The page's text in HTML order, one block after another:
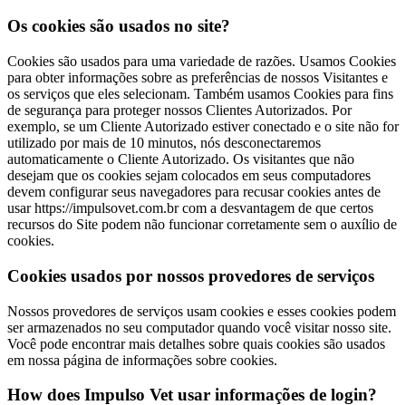
Os cookies são usados no site?
Cookies são usados ​​para uma variedade de razões. Usamos Cookies
para obter informações sobre as preferências de nossos Visitantes e
os serviços que eles selecionam. Também usamos Cookies para fins
de segurança para proteger nossos Clientes Autorizados. Por
exemplo, se um Cliente Autorizado estiver conectado e o site não for
utilizado por mais de 10 minutos, nós desconectaremos
automaticamente o Cliente Autorizado. Os visitantes que não
desejam que os cookies sejam colocados em seus computadores
devem configurar seus navegadores para recusar cookies antes de
usar https://impulsovet.com.br com a desvantagem de que certos
recursos do Site podem não funcionar corretamente sem o auxílio de
cookies.
Cookies usados por nossos provedores de serviços
Nossos provedores de serviços usam cookies e esses cookies podem
ser armazenados no seu computador quando você visitar nosso site.
Você pode encontrar mais detalhes sobre quais cookies são usados
em nossa página de informações sobre cookies.
How does Impulso Vet usar informações de login?